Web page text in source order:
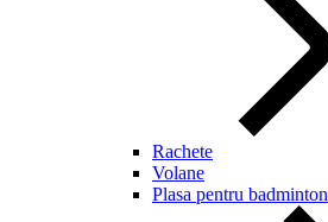
Rachete
Volane
Plasa pentru badminton